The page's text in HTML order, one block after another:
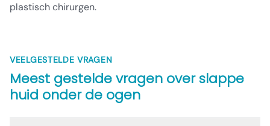
plastisch chirurgen.
VEELGESTELDE VRAGEN
Meest gestelde vragen overslappe
huid onder de ogen